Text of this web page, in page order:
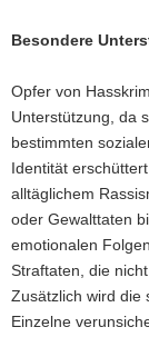
Besondere
Opfer von
Unterstützung, da
bestimmten
Identität
alltäglichem
oder Gewalttaten
emotionalen
Straftaten, die
Zusätzlich wird die
Einzelne